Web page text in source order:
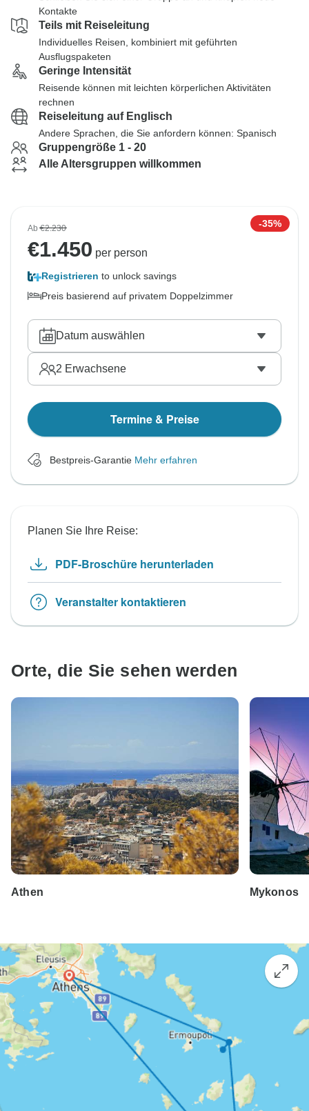
Kontakte
Teils mit Reiseleitung
Individuelles Reisen, kombiniert mit geführten
Ausflugspaketen
Geringe Intensität
Reisende können mit leichten körperlichen Aktivitäten
rechnen
Reiseleitung auf Englisch
Andere Sprachen, die Sie anfordern können: Spanisch
Gruppengröße 1 - 20
Alle Altersgruppen willkommen
Ab€2.230 -35%
€1.450 per person
Registrieren to unlock savings
Preis basierend auf privatem Doppelzimmer
Datum auswählen
2 Erwachsene
Termine & Preise
Bestpreis-Garantie Mehr erfahren
Planen Sie Ihre Reise:
PDF-Broschüre herunterladen
Veranstalter kontaktieren
Orte, die Sie sehen werden
Athen Mykonos